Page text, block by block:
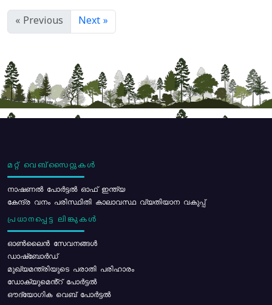
« Previous Next »
മറ്റ് വെബ്സൈറ്റുകൾ
നാഷണൽ പോർട്ടൽ ഓഫ് ഇന്ത്യ
കേന്ദ്ര വനം പരിസ്ഥിതി കാലാവസ്ഥ വ്യതിയാന വകുപ്പ്
പ്രധാനപ്പെട്ട ലിങ്കുകൾ
ഓൺലൈൻ സേവനങ്ങൾ
ഡാഷ്ബോർഡ്
മുഖ്യമന്ത്രിയുടെ പരാതി പരിഹാരം
ഡോക്യുമെൻ്റ് പോർട്ടൽ
ഔദ്യോഗിക വെബ് പോർട്ടൽ